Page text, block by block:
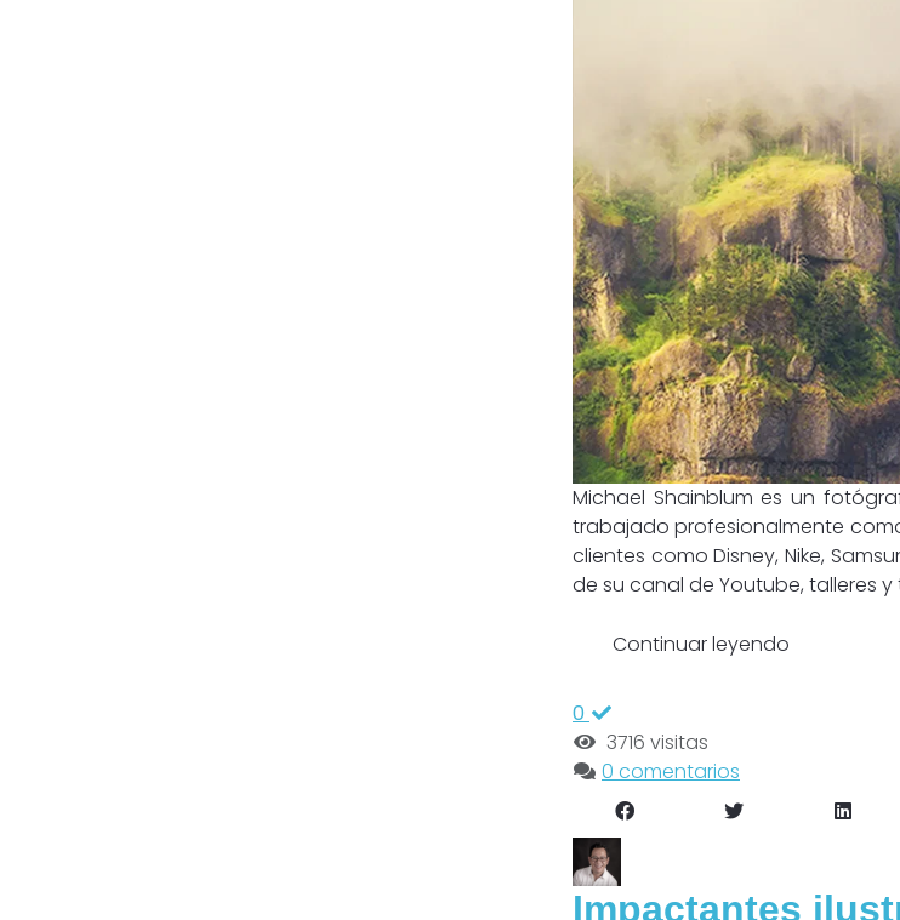
Michael Shainblum es un
trabajado profesionalmente
clientes como Disney, Nike,
de su canal de Youtube, talleres y
Continuar leyendo
0
3716 visitas
0 comentarios
Impactantes